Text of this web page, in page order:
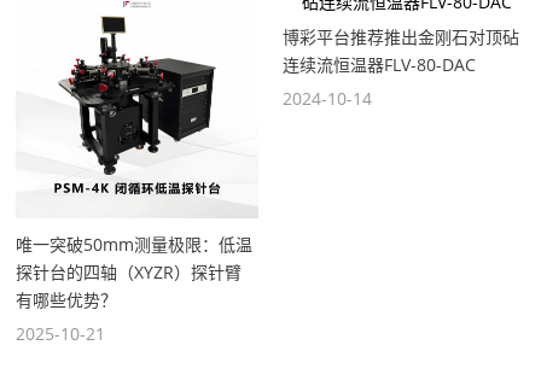
唯一突破50mm测量极限：低温
探针台的四轴（XYZR）探针臂
有哪些优势？
2025-10-21
博彩平台推荐推出金刚石对顶砧
连续流恒温器FLV-80-DAC
2024-10-14